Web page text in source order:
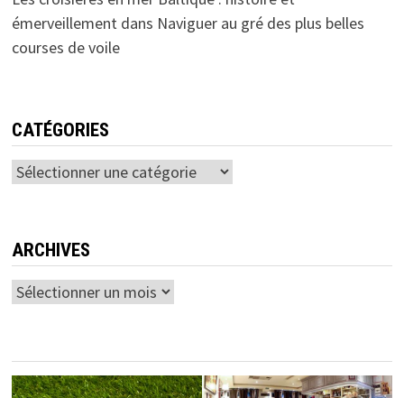
émerveillementdans Naviguer au gré des plus belles
courses de voile
CATÉGORIES
Catégories
ARCHIVES
Archives